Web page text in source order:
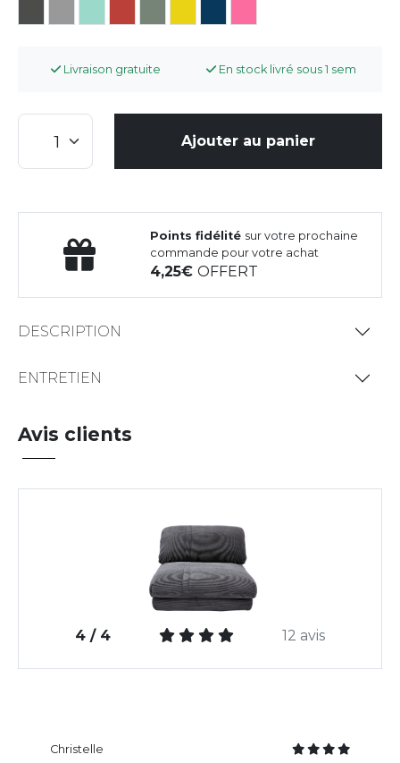
Livraison gratuite En stock livré sous 1 sem
Ajouter au panier
Points fidélité sur votre prochaine
commande pour votre achat
4,25OFFERT
DESCRIPTION
ENTRETIEN
Avis clients
4 / 4 12 avis
Christelle